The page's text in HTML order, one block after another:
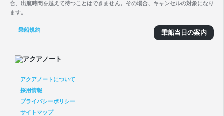
合、出航時間を越えて待つことはできません。その場合、キャンセルの対象になり
ます。
乗船当日の案内
乗船規約
アクアノートについて
採用情報
プライバシーポリシー
サイトマップ